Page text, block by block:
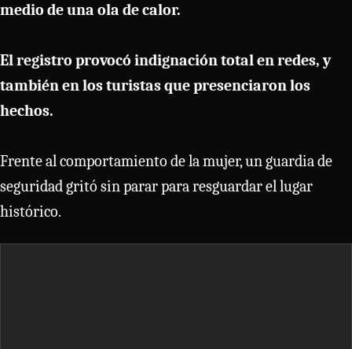
medio de una ola de calor.
El registro provocó indignación total en redes, y
también en los turistas que presenciaron los
hechos.
Frente al comportamiento de la mujer, un guardia de
seguridad gritó sin parar para resguardar el lugar
histórico.